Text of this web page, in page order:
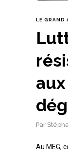
LE GRAND
aux
Par
Au MEG,